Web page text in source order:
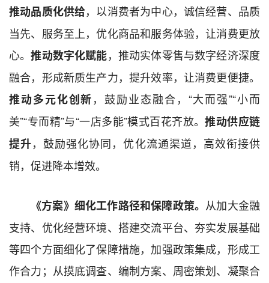
推动品质化供给，以消费者为中心，诚信经营、品质
当先、服务至上，优化商品和服务体验，让消费更放
心。推动数字化赋能，推动实体零售与数字经济深度
融合，形成新质生产力，提升效率，让消费更便捷。
推动多元化创新，鼓励业态融合，“大而强”“小而
美”“专而精”与“一店多能”模式百花齐放。推动供应链
提升，鼓励强化协同，优化流通渠道，高效衔接供
销，促进降本增效。
《方案》细化工作路径和保障政策。 从加大金融
支持、优化经营环境、搭建交流平台、夯实发展基础
等四个方面细化了保障措施，加强政策集成，形成工
作合力；从摸底调查、编制方案、周密策划、凝聚合